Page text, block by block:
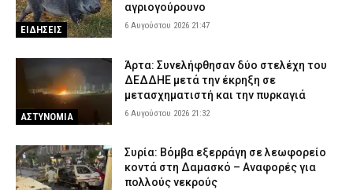
ΕΙΔΗΣΕΙΣ
αγριογούρουνο
6 Αυγούστου 2026 21:47
ΑΣΤΥΝΟΜΙΑ
Άρτα: Συνελήφθησαν δύο στελέχη του
ΔΕΔΔΗΕ μετά την έκρηξη σε
μετασχηματιστή και την πυρκαγιά
6 Αυγούστου 2026 21:32
Συρία: Βόμβα εξερράγη σε λεωφορείο
κοντά στη Δαμασκό – Αναφορές για
πολλούς νεκρούς